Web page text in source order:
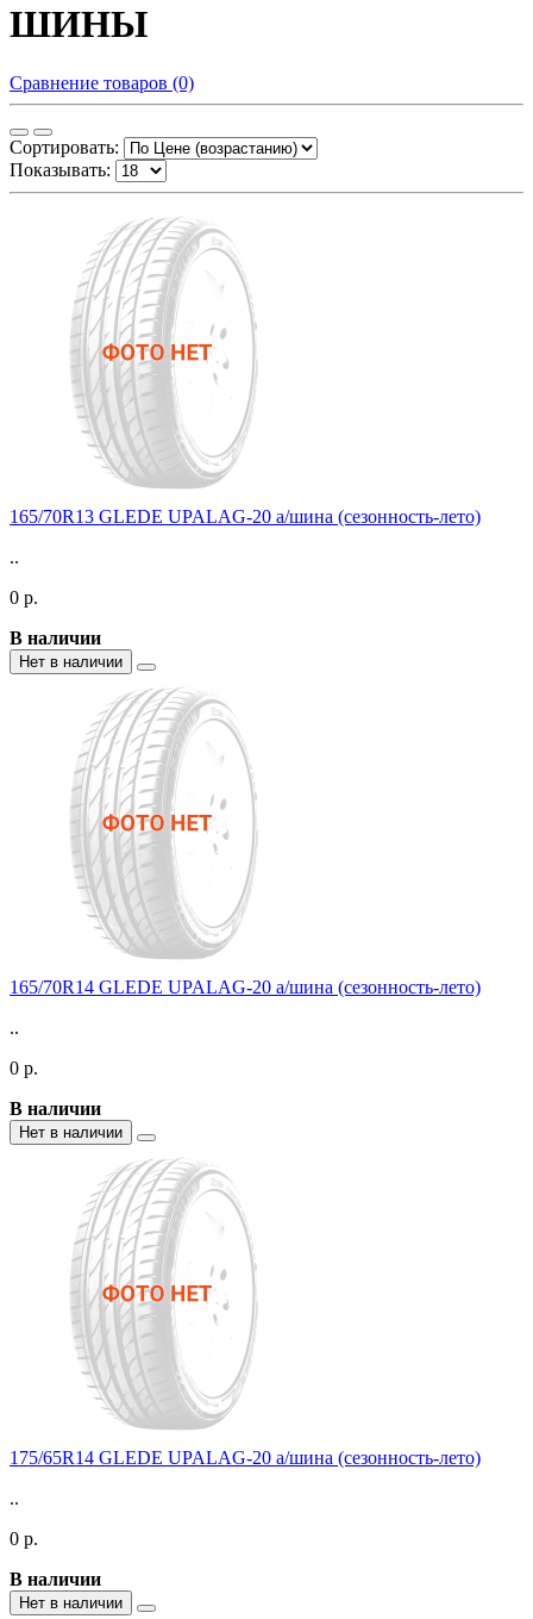
ШИНЫ
Сравнение товаров (0)
Сортировать:
Показывать:
165/70R13 GLEDE UPALAG-20 а/шина (сезонность-лето)
..
0 р.
В наличии
Нет в наличии
165/70R14 GLEDE UPALAG-20 а/шина (сезонность-лето)
..
0 р.
В наличии
Нет в наличии
175/65R14 GLEDE UPALAG-20 а/шина (сезонность-лето)
..
0 р.
В наличии
Нет в наличии